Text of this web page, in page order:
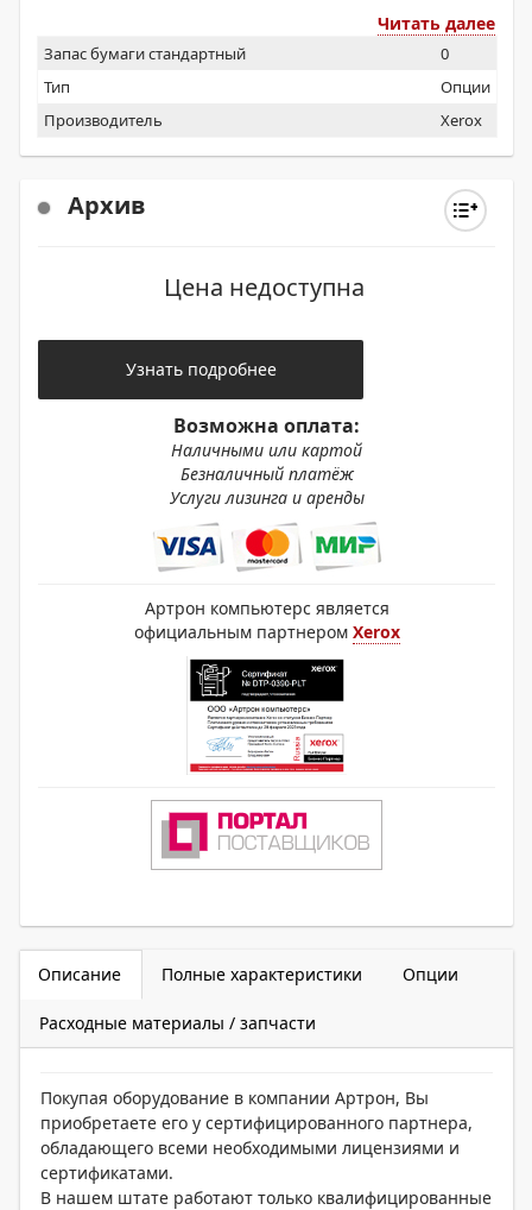
Читать далее
Запас бумаги стандартный
0
Тип
Опции
Производитель
Xerox
Архив
Цена недоступна
Узнать подробнее
Возможна оплата:
Наличными или картой
Безналичный платёж
Услуги лизинга и аренды
Артрон компьютерс является
официальным партнером Xerox
Описание Полные характеристики Опции
Расходные материалы / запчасти
Покупая оборудование в компании Артрон, Вы
приобретаете его у сертифицированного партнера,
обладающего всеми необходимыми лицензиями и
сертификатами.
В нашем штате работают только квалифицированные